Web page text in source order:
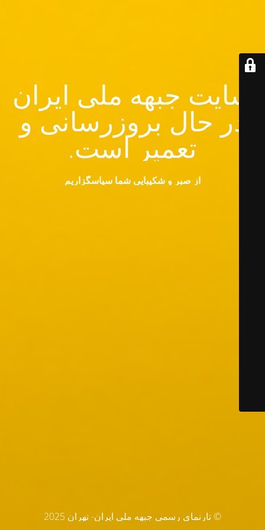
سایت جبهه ملی ایران
در حال بروزرسانی و
تعمیر است.
از صبر و شکیبایی شما سپاسگزاریم
© تارنماي رسمي جبهه ملي ايران- تهران 2025